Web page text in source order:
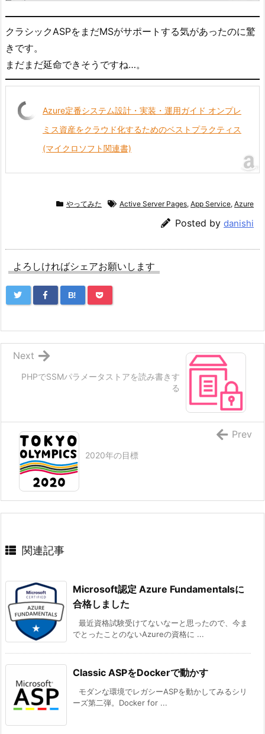
クラシックASPをまだMSがサポートする気があったのに驚
きです。
まだまだ延命できそうですね…。
Azure定番システム設計・実装・運用ガイド オンプレ
ミス資産をクラウド化するためのベストプラクティス
(マイクロソフト関連書)
やってみた Active Server Pages, App Service, Azure
Posted by danishi
よろしければシェアお願いします
B!
PHPでSSMパラメータストアを読み書きす
る
Next
2020年の目標
Prev
関連記事
Microsoft認定 Azure Fundamentalsに
合格しました
最近資格試験受けてないなーと思ったので、今ま
でとったことのないAzureの資格に ...
Classic ASPをDockerで動かす
モダンな環境でレガシーASPを動かしてみるシリ
ーズ第二弾。Docker for ...